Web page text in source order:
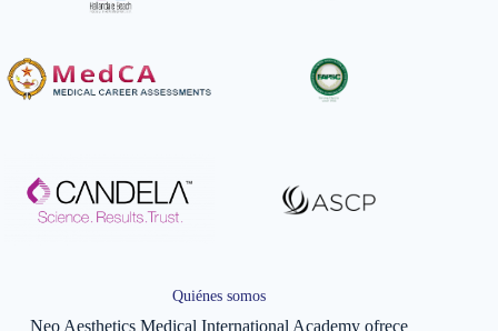
Quiénes somos
Neo Aesthetics Medical International Academy ofrece